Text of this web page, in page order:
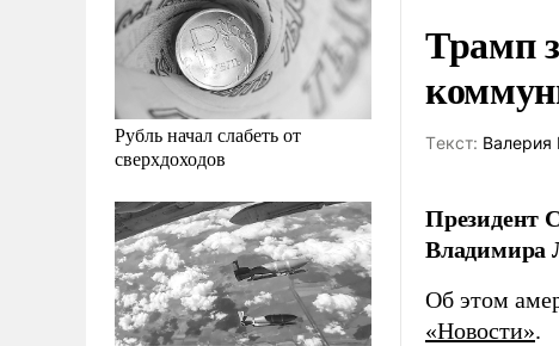
Рубль начал слабеть от
сверхдоходов
Трамп
Tекст: Валерия
Президент
Владимира
Об этом
«Новости».